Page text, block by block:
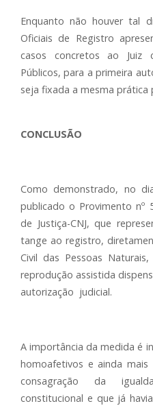
Enquanto não houver tal
Oficiais de Registro
casos concretos ao Juiz
Públicos, para a primeira
seja fixada a mesma prática
CONCLUSÃO
Como demonstrado, no
publicado o Provimento nº
de Justiça-CNJ, que
tange ao registro,
Civil das Pessoas
reprodução assistida
autorização judicial.
A importância da medida é
homoafetivos e ainda
consagração da
constitucional e que já